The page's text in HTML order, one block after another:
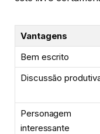
Vantagens
Bem escrito
Discussão
Personagem
interessante